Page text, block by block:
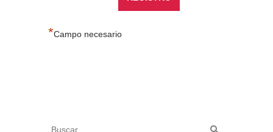
*Campo necesario